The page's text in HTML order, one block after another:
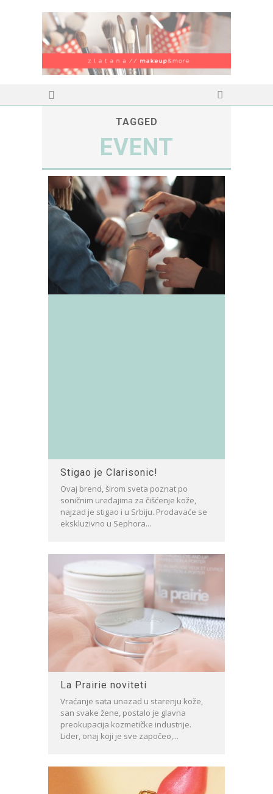
TAGGED
EVENT
Stigao je Clarisonic!
Ovaj brend, širom sveta poznat po
soničnim uređajima za čišćenje kože,
najzad je stigao i u Srbiju. Prodavaće se
ekskluzivno u Sephora...
La Prairie noviteti
Vraćanje sata unazad u starenju kože,
san svake žene, postalo je glavna
preokupacija kozmetičke industrije.
Lider, onaj koji je sve započeo,...